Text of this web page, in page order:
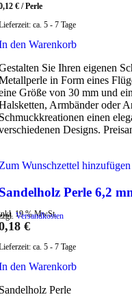
€ /Perle
ca. 5 - 7 Tage
den Warenkorb
Sie Ihren eigenen
in Form eines
Größe von 30 mm und
Armbänder oder
einen
Designs.
Wunschzettel hinzufügen
Perle 6,2
19 % MwSt.
Versandkosten
€
ca. 5 - 7 Tage
den Warenkorb
Perle